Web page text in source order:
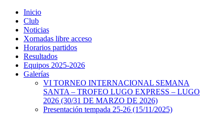
Inicio
Club
Noticias
Xornadas libre acceso
Horarios partidos
Resultados
Equipos 2025-2026
Galerías
VI TORNEO INTERNACIONAL SEMANA
SANTA – TROFEO LUGO EXPRESS – LUGO
2026 (30/31 DE MARZO DE 2026)
Presentación tempada 25-26 (15/11/2025)